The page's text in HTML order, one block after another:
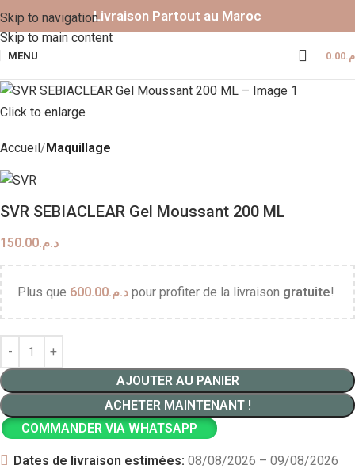
Skip to navigation
Skip to main content
Livraison Partout au Maroc
MENU 0.00
Click to enlarge
Accueil Maquillage
SVR SEBIACLEAR Gel Moussant 200 ML
د.م.150.00
Plus que د.م.600.00 pour profiter de la livraison gratuite!
AJOUTER AU PANIER
ACHETER MAINTENANT !
COMMANDER VIA WHATSAPP
Dates de livraison estimées: 08/08/2026 – 09/08/2026